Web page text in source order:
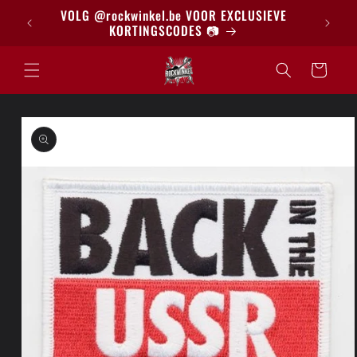
naar deVOLG @rockwinkel.be VOOR EXCLUSIEVE
KORTINGSCODES 📷
Winkelwagen
direct naar